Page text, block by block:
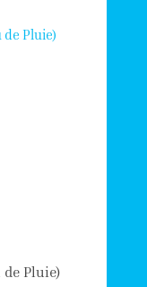
Pluie)